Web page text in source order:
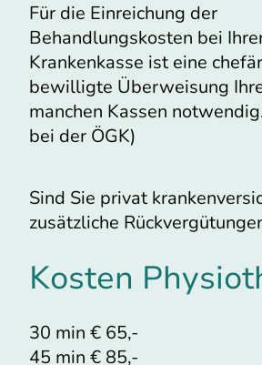
Für die Einreichung der
Behandlungskosten bei
Krankenkasse ist eine
bewilligte Überweisung
manchen Kassen
bei der ÖGK)
Sind Sie privat
zusätzliche
Kosten
30 min € 65,-
45 min € 85,-